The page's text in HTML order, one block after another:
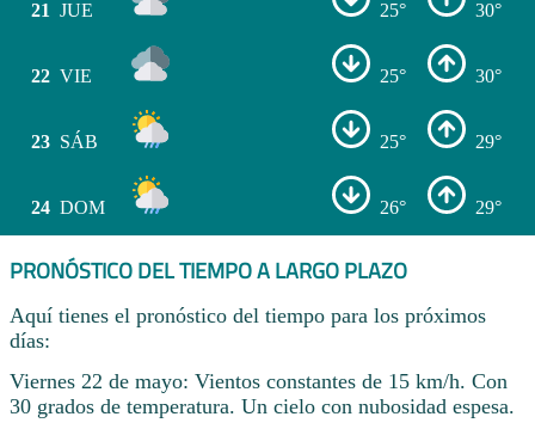
21 JUE 25° 30°
22 VIE 25° 30°
23 SÁB 25° 29°
24 DOM 26° 29°
PRONÓSTICO DEL TIEMPO A LARGO PLAZO
Aquí tienes el pronóstico del tiempo para los próximos
días:
Viernes 22 de mayo: Vientos constantes de 15 km/h. Con
30 grados de temperatura. Un cielo con nubosidad espesa.